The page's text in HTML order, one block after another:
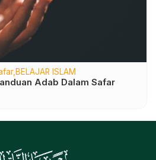
BELAJAR ISLAM
Adab Dalam Safar